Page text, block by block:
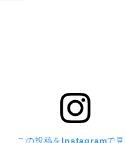
この投稿をInstagramで見